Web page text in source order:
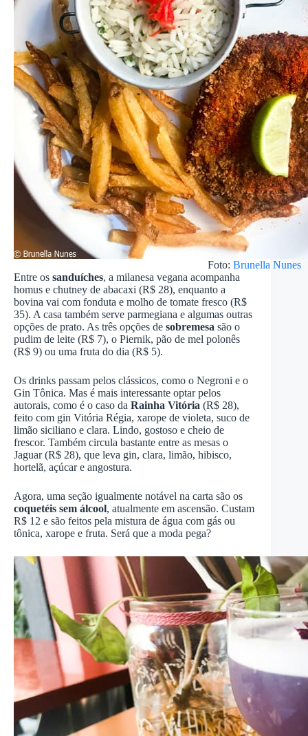
Foto: Brunella Nunes
Entre os sanduíches, a milanesa vegana acompanha
homus e chutney de abacaxi (R$ 28), enquanto a
bovina vai com fonduta e molho de tomate fresco (R$
35). A casa também serve parmegiana e algumas outras
opções de prato. As três opções de sobremesa são o
pudim de leite (R$ 7), o Piernik, pão de mel polonês
(R$ 9) ou uma fruta do dia (R$ 5).
Os drinks passam pelos clássicos, como o Negroni e o
Gin Tônica. Mas é mais interessante optar pelos
autorais, como é o caso da Rainha Vitória (R$ 28),
feito com gin Vitória Régia, xarope de violeta, suco de
limão siciliano e clara. Lindo, gostoso e cheio de
frescor. Também circula bastante entre as mesas o
Jaguar (R$ 28), que leva gin, clara, limão, hibisco,
hortelã, açúcar e angostura.
Agora, uma seção igualmente notável na carta são os
coquetéis sem álcool, atualmente em ascensão. Custam
R$ 12 e são feitos pela mistura de água com gás ou
tônica, xarope e fruta. Será que a moda pega?